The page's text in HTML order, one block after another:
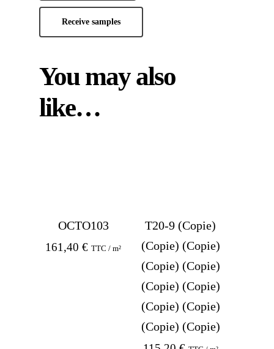
Receive samples
You may also
like…
OCTO103
161,40€ TTC / m²
T20-9 (Copie)
(Copie) (Copie)
(Copie) (Copie)
(Copie) (Copie)
(Copie) (Copie)
(Copie) (Copie)